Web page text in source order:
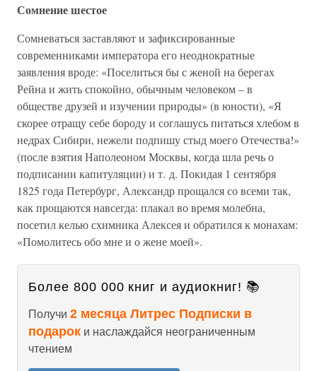
Сомнение шестое
Сомневаться заставляют и зафиксированные
современниками императора его неоднократные
заявления вроде: «Поселиться бы с женой на берегах
Рейна и жить спокойно, обычным человеком – в
обществе друзей и изучении природы» (в юности), «Я
скорее отращу себе бороду и соглашусь питаться хлебом в
недрах Сибири, нежели подпишу стыд моего Отечества!»
(после взятия Наполеоном Москвы, когда шла речь о
подписании капитуляции) и т. д. Покидая 1 сентября
1825 года Петербург, Александр прощался со всеми так,
как прощаются навсегда: плакал во время молебна,
посетил келью схимника Алексея и обратился к монахам:
«Помолитесь обо мне и о жене моей».
Более 800 000 книг и аудиокниг! 📚
Получи 2 месяца Литрес Подписки в
подарок и наслаждайся неограниченным
чтением